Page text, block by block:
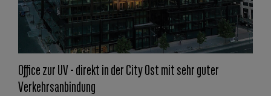
Office zur UV - direkt in der City Ost mit sehr guter
Verkehrsanbindung